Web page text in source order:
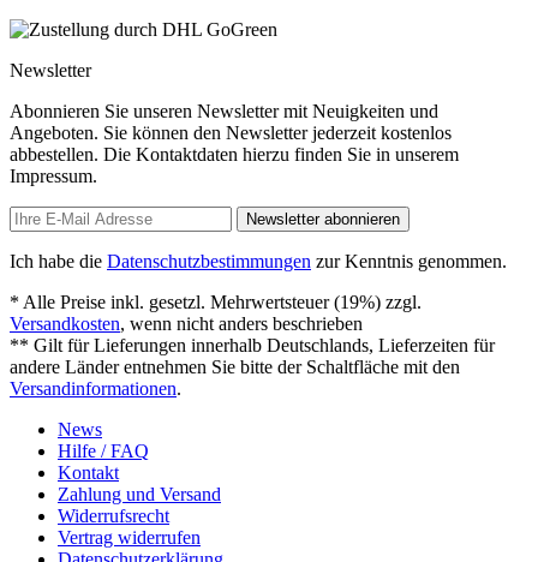
Newsletter
Abonnieren Sie unseren Newsletter mit Neuigkeiten und
Angeboten. Sie können den Newsletter jederzeit kostenlos
abbestellen. Die Kontaktdaten hierzu finden Sie in unserem
Impressum.
Newsletter abonnieren
Ich habe die Datenschutzbestimmungen zur Kenntnis genommen.
* Alle Preise inkl. gesetzl. Mehrwertsteuer (19%) zzgl.
Versandkosten, wenn nicht anders beschrieben
** Gilt für Lieferungen innerhalb Deutschlands, Lieferzeiten für
andere Länder entnehmen Sie bitte der Schaltfläche mit den
Versandinformationen.
News
Hilfe / FAQ
Kontakt
Zahlung und Versand
Widerrufsrecht
Vertrag widerrufen